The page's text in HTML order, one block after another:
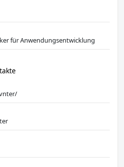
für Anwendungsentwicklung